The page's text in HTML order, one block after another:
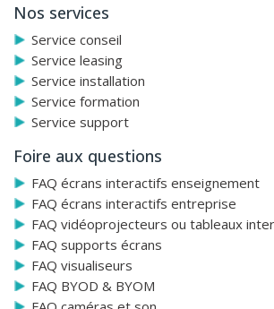
Nos services
Service conseil
Service leasing
Service installation
Service formation
Service support
Foire aux questions
FAQ écrans interactifs enseignement
FAQ écrans interactifs entreprise
FAQ vidéoprojecteurs ou tableaux
FAQ supports écrans
FAQ visualiseurs
FAQ BYOD & BYOM